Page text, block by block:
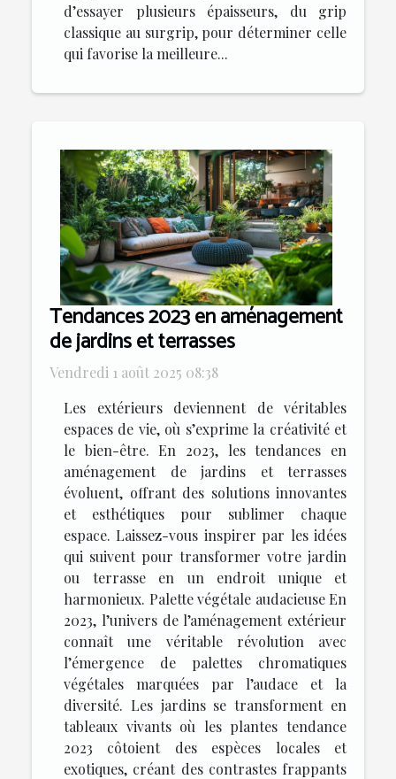
d’essayer plusieurs épaisseurs, du grip
classique au surgrip, pour déterminer celle
qui favorise la meilleure...
Tendances 2023 en aménagement
de jardins et terrasses
Vendredi 1 août 2025 08:38
Les extérieurs deviennent de véritables
espaces de vie, où s’exprime la créativité et
le bien-être. En 2023, les tendances en
aménagement de jardins et terrasses
évoluent, offrant des solutions innovantes
et esthétiques pour sublimer chaque
espace. Laissez-vous inspirer par les idées
qui suivent pour transformer votre jardin
ou terrasse en un endroit unique et
harmonieux. Palette végétale audacieuse En
2023, l’univers de l’aménagement extérieur
connaît une véritable révolution avec
l’émergence de palettes chromatiques
végétales marquées par l’audace et la
diversité. Les jardins se transforment en
tableaux vivants où les plantes tendance
2023 côtoient des espèces locales et
exotiques, créant des contrastes frappants